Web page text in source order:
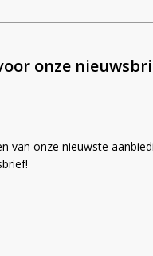
onze
van onze nieuwste